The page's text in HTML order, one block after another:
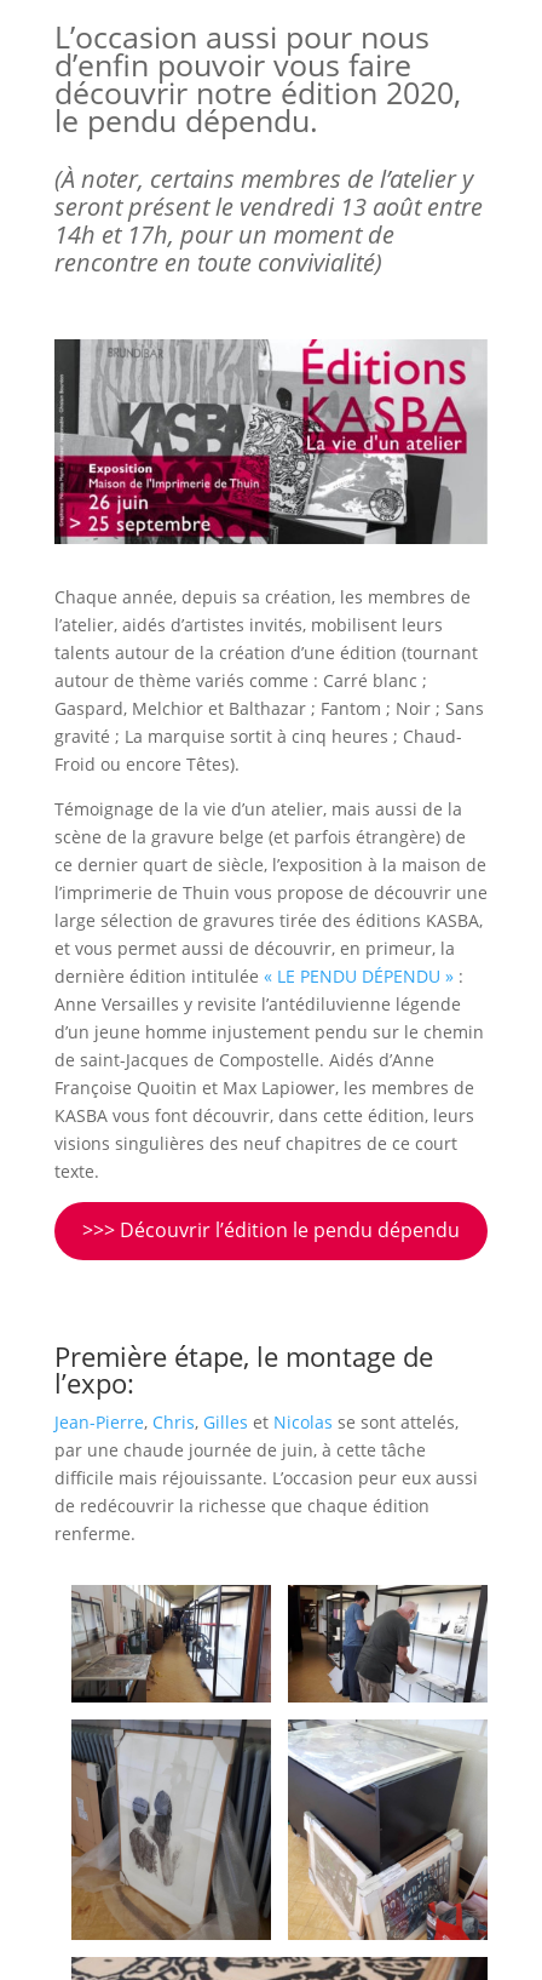
L’occasion aussi pour nous
d’enfin pouvoir vous faire
découvrir notre édition 2020,
le pendu dépendu.
(À noter, certains membres de l’atelier y
seront présent le vendredi 13 août entre
14h et 17h, pour un moment de
rencontre en toute convivialité)
Chaque année, depuis sa création, les membres de
l’atelier, aidés d’artistes invités, mobilisent leurs
talents autour de la création d’une édition (tournant
autour de thème variés comme : Carré blanc ;
Gaspard, Melchior et Balthazar ; Fantom ; Noir ; Sans
gravité ; La marquise sortit à cinq heures ; Chaud-
Froid ou encore Têtes).
Témoignage de la vie d’un atelier, mais aussi de la
scène de la gravure belge (et parfois étrangère) de
ce dernier quart de siècle, l’exposition à la maison de
l’imprimerie de Thuin vous propose de découvrir une
large sélection de gravures tirée des éditions KASBA,
et vous permet aussi de découvrir, en primeur, la
dernière édition intitulée « LE PENDU DÉPENDU »:
Anne Versailles y revisite l’antédiluvienne légende
d’un jeune homme injustement pendu sur le chemin
de saint-Jacques de Compostelle. Aidés d’Anne
Françoise Quoitin et Max Lapiower, les membres de
KASBA vous font découvrir, dans cette édition, leurs
visions singulières des neuf chapitres de ce court
texte.
>>> Découvrir l’édition le pendu dépendu
Première étape, le montage de
l’expo:
Jean-Pierre, Chris, Gilles et Nicolas se sont attelés,
par une chaude journée de juin, à cette tâche
difficile mais réjouissante. L’occasion peur eux aussi
de redécouvrir la richesse que chaque édition
renferme.